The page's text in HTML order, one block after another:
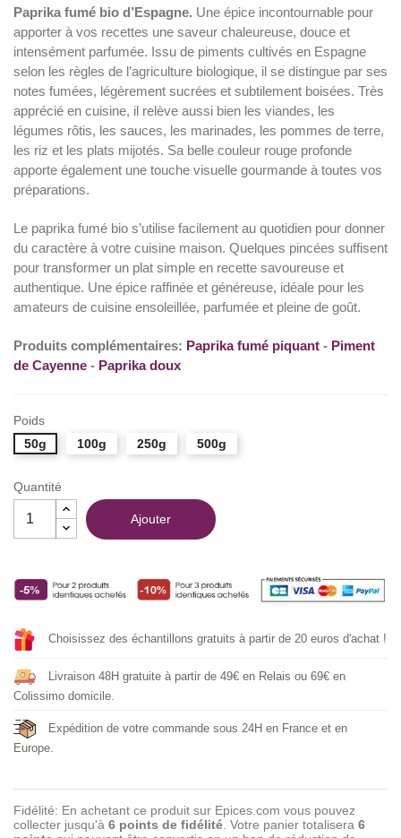
(2 avis)
Paprika fumé bio d’Espagne. Une épice incontournable pour
apporter à vos recettes une saveur chaleureuse, douce et
intensément parfumée. Issu de piments cultivés en Espagne
selon les règles de l’agriculture biologique, il se distingue par ses
notes fumées, légèrement sucrées et subtilement boisées. Très
apprécié en cuisine, il relève aussi bien les viandes, les
légumes rôtis, les sauces, les marinades, les pommes de terre,
les riz et les plats mijotés. Sa belle couleur rouge profonde
apporte également une touche visuelle gourmande à toutes vos
préparations.
Le paprika fumé bio s’utilise facilement au quotidien pour donner
du caractère à votre cuisine maison. Quelques pincées suffisent
pour transformer un plat simple en recette savoureuse et
authentique. Une épice raffinée et généreuse, idéale pour les
amateurs de cuisine ensoleillée, parfumée et pleine de goût.
Produits complémentaires: Paprika fumé piquant - Piment
de Cayenne - Paprika doux
Poids
50g
100g 250g 500g
Quantité
Ajouter
Choisissez des échantillons gratuits à partir de 20 euros d'achat !
Livraison 48H gratuite à partir de 49€ en Relais ou 69€ en
Colissimo domicile.
Expédition de votre commande sous 24H en France et en
Europe.
Fidélité: En achetant ce produit sur Epices.com vous pouvez
collecter jusqu'à 6 points de fidélité . Votre panier totalisera 6